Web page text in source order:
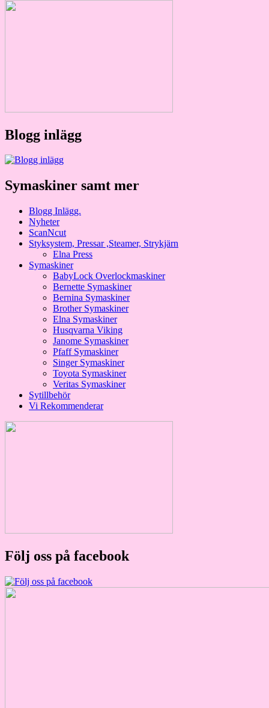
Blogg inlägg
Symaskiner samt mer
Blogg Inlägg.
Nyheter
ScanNcut
Styksystem, Pressar ,Steamer, Strykjärn
Elna Press
Symaskiner
BabyLock Overlockmaskiner
Bernette Symaskiner
Bernina Symaskiner
Brother Symaskiner
Elna Symaskiner
Husqvarna Viking
Janome Symaskiner
Pfaff Symaskiner
Singer Symaskiner
Toyota Symaskiner
Veritas Symaskiner
Sytillbehör
Vi Rekommenderar
Följ oss på facebook